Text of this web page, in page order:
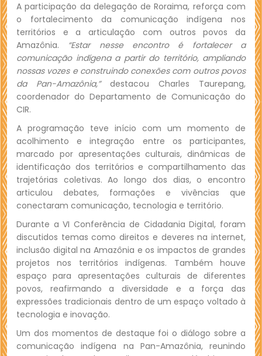
A participação da delegação de Roraima, reforça com
o fortalecimento da comunicação indígena nos
territórios e a articulação com outros povos da
Amazônia. “Estar nesse encontro é fortalecer a
comunicação indígena a partir do território, ampliando
nossas vozes e construindo conexões com outros povos
da Pan-Amazônia,”destacou Charles Taurepang,
coordenador do Departamento de Comunicação do
CIR.
A programação teve início com um momento de
acolhimento e integração entre os participantes,
marcado por apresentações culturais, dinâmicas de
identificação dos territórios e compartilhamento das
trajetórias coletivas. Ao longo dos dias, o encontro
articulou debates, formações e vivências que
conectaram comunicação, tecnologia e território.
Durante a VI Conferência de Cidadania Digital, foram
discutidos temas como direitos e deveres na internet,
inclusão digital na Amazônia e os impactos de grandes
projetos nos territórios indígenas. Também houve
espaço para apresentações culturais de diferentes
povos, reafirmando a diversidade e a força das
expressões tradicionais dentro de um espaço voltado à
tecnologia e inovação.
Um dos momentos de destaque foi o diálogo sobre a
comunicação indígena na Pan-Amazônia, reunindo